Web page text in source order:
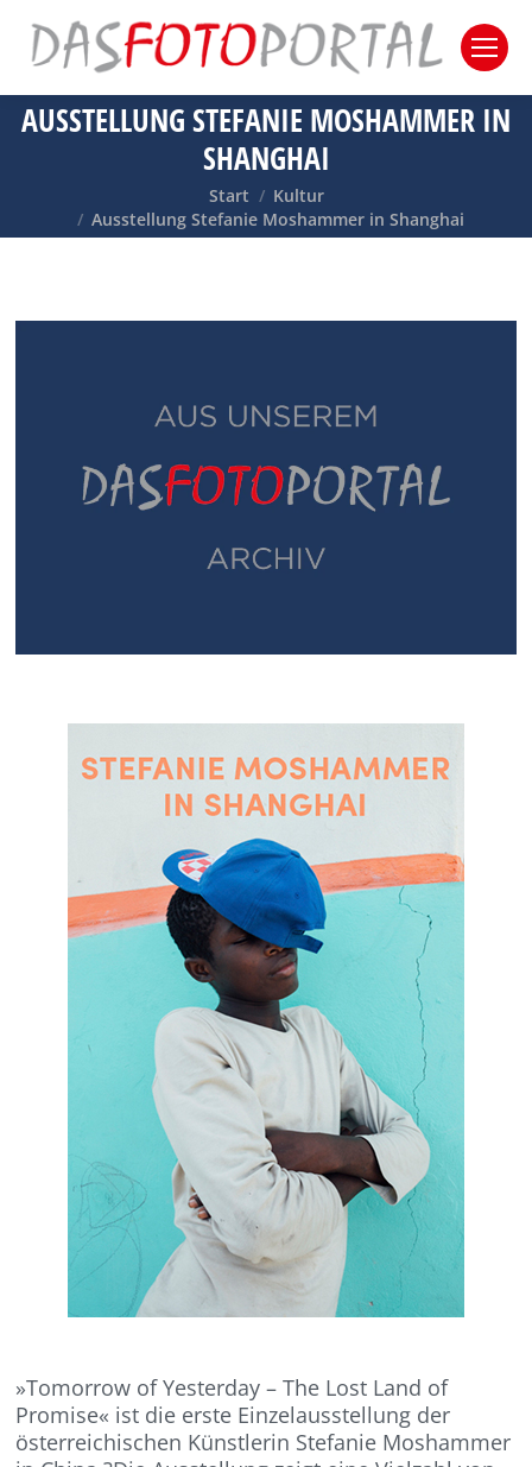
AUSSTELLUNG STEFANIE MOSHAMMER IN
SHANGHAI
Sie befinden sich hier:
Start
Kultur
Ausstellung Stefanie Moshammer in Shanghai
»Tomorrow of Yesterday – The Lost Land of
Promise« ist die erste Einzelausstellung der
österreichischen Künstlerin Stefanie Moshammer